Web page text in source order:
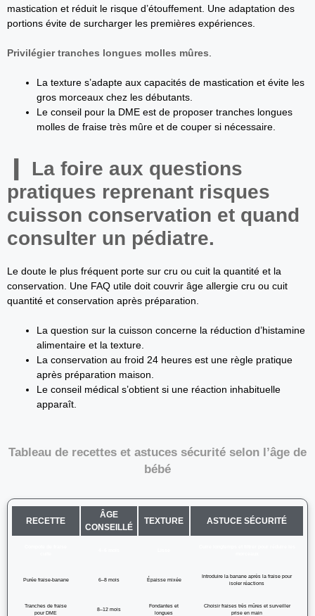
mastication et réduit le risque d’étouffement. Une adaptation des
portions évite de surcharger les premières expériences.
Privilégier tranches longues molles mûres
La texture s’adapte aux capacités de mastication et évite les
gros morceaux chez les débutants.
Le conseil pour la DME est de proposer tranches longues
molles de fraise très mûre et de couper si nécessaire.
La foire aux questions
pratiques reprenant risques
cuisson conservation et quand
consulter un pédiatre.
Le doute le plus fréquent porte sur cru ou cuit la quantité et la
conservation. Une FAQ utile doit couvrir âge allergie cru ou cuit
quantité et conservation après préparation.
La question sur la cuisson concerne la réduction d’histamine
alimentaire et la texture.
La conservation au froid 24 heures est une règle pratique
après préparation maison.
Le conseil médical s’obtient si une réaction inhabituelle
apparaît.
Tableau de recettes et astuces sécurité selon l’âge de
bébé
RECETTE
ÂGE
CONSEILLÉ
TEXTURE ASTUCE SÉCURITÉ
Purée fraise-banane 6–8 mois Épaisse mixée
Introduire la banane après la fraise pour
isoler réactions
Tranches de fraise
pour DME
8–12 mois
Fondantes et
longues
Choisir fraises très mûres et surveiller
prise en main